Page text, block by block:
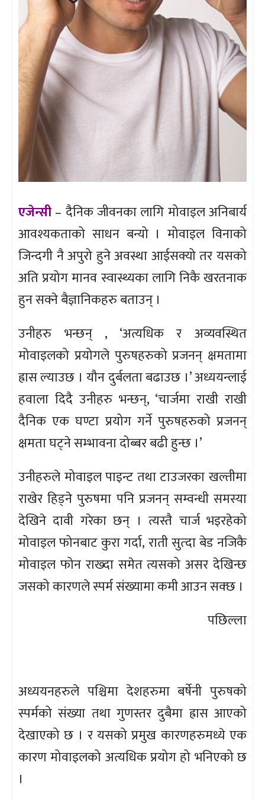
एजेन्सी– दैनिक जीवनका लागि मोवाइल अनिबार्य
आवश्यकताको साधन बन्यो । मोवाइल विनाको
जिन्दगी नै अपुरो हुने अवस्था आईसक्यो तर यसको
अति प्रयोग मानव स्वास्थ्यका लागि निकै खरतनाक
हुन सक्ने बैज्ञानिकहरु बताउन् ।
उनीहरु भन्छन् , ‘अत्यधिक र अव्यवस्थित
मोवाइलको प्रयोगले पुरुषहरुको प्रजनन् क्षमतामा
ह्रास ल्याउछ । यौन दुर्बलता बढाउछ ।’ अध्ययन्लाई
हवाला दिदै उनीहरु भन्छन्, ‘चार्जमा राखी राखी
दैनिक एक घण्टा प्रयोग गर्ने पुरुषहरुको प्रजनन्
क्षमता घट्ने सम्भावना दोब्बर बढी हुन्छ ।’
उनीहरुले मोवाइल पाइन्ट तथा टाउजरका खल्तीमा
राखेर हिड्ने पुरुषमा पनि प्रजनन् सम्वन्धी समस्या
देखिने दावी गरेका छन् । त्यस्तै चार्ज भइरहेको
मोवाइल फोनबाट कुरा गर्दा, राती सुत्दा बेड नजिकै
मोवाइल फोन राख्दा समेत त्यसको असर देखिन्छ
जसको कारणले स्पर्म संख्यामा कमी आउन सक्छ ।
पछिल्ला
अध्ययनहरुले पश्चिमा देशहरुमा बर्षेनी पुरुषको
स्पर्मको संख्या तथा गुणस्तर दुबैमा ह्रास आएको
देखाएको छ । र यसको प्रमुख कारणहरुमध्ये एक
कारण मोवाइलको अत्यधिक प्रयोग हो भनिएको छ
।